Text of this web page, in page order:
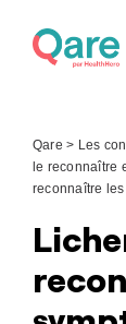
Qare > Les
le reconnaître
reconnaître